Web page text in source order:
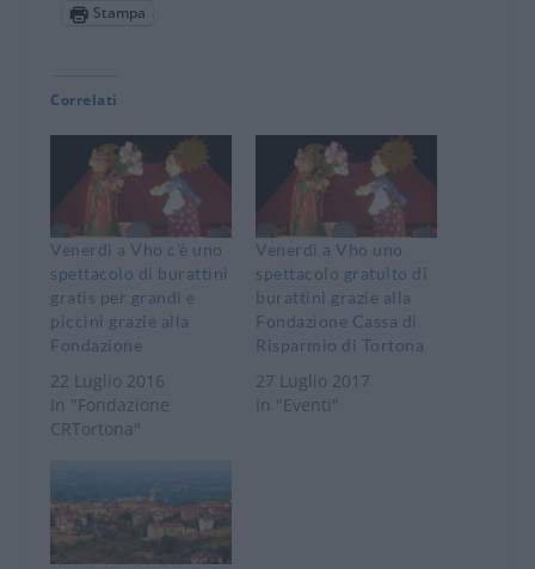
Stampa
Correlati
Venerdì a Vho c’è uno
spettacolo di burattini
gratis per grandi e
piccini grazie alla
Fondazione
22 Luglio 2016
In "Fondazione
CRTortona"
Venerdì a Vho uno
spettacolo gratuito di
burattini grazie alla
Fondazione Cassa di
Risparmio di Tortona
27 Luglio 2017
In "Eventi"